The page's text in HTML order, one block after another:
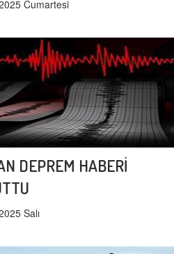
Cumartesi
DEPREM HABERİ
Salı